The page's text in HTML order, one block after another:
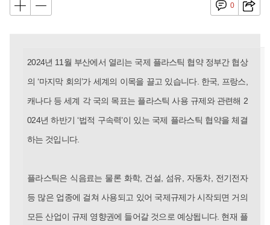
0
2024년 11월 부산에서 열리는 국제 플라스틱 협약 정부간 협상
의 ‘마지막 회의’가 세계의 이목을 끌고 있습니다. 한국, 프랑스,
캐나다 등 세계 각 국의 목표는 플라스틱 사용 규제와 관련해 2
024년 하반기 ‘법적 구속력’이 있는 국제 플라스틱 협약을 체결
하는 것입니다.
플라스틱은 식음료는 물론 화학, 건설, 섬유, 자동차, 전기전자
등 많은 업종에 걸쳐 사용되고 있어 국제규제가 시작되면 거의
모든 산업이 규제 영향권에 들어갈 것으로 예상됩니다. 현재 플